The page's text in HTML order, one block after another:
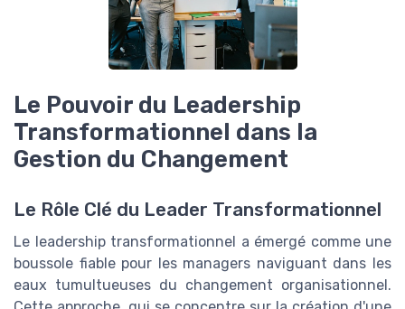
Le Pouvoir du Leadership
Transformationnel dans la
Gestion du Changement
Le Rôle Clé du Leader Transformationnel
Le leadership transformationnel a émergé comme une
boussole fiable pour les managers naviguant dans les
eaux tumultueuses du changement organisationnel.